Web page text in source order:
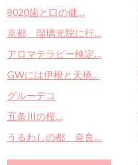
8020歯と口の健…
京都 瑠璃光院に行…
アロマテラピー検定…
GWには伊根と天橋…
グルーデコ
五条川の桜…
うるわしの都 奈良…